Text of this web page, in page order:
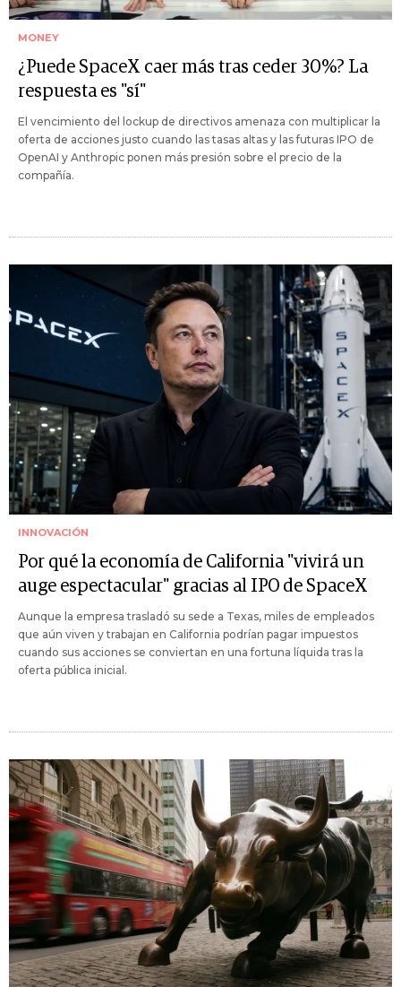
MONEY
¿Puede SpaceX caer más tras ceder 30%? La
respuesta es "sí"
El vencimiento del lockup de directivos amenaza con multiplicar la
oferta de acciones justo cuando las tasas altas y las futuras IPO de
OpenAI y Anthropic ponen más presión sobre el precio de la
compañía.
INNOVACIÓN
Por qué la economía de California "vivirá un
auge espectacular" gracias al IPO de SpaceX
Aunque la empresa trasladó su sede a Texas, miles de empleados
que aún viven y trabajan en California podrían pagar impuestos
cuando sus acciones se conviertan en una fortuna líquida tras la
oferta pública inicial.